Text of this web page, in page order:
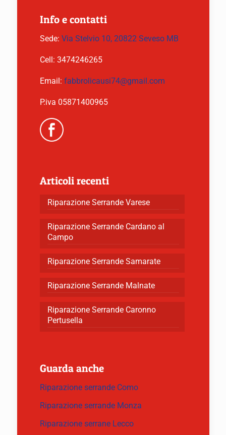
Info e contatti
Sede: Via Stelvio 10, 20822 Seveso MB
Cell: 3474246265
Email: fabbrolicausi74@gmail.com
P.iva 05871400965
Articoli recenti
Riparazione Serrande Varese
Riparazione Serrande Cardano al
Campo
Riparazione Serrande Samarate
Riparazione Serrande Malnate
Riparazione Serrande Caronno
Pertusella
Guarda anche
Riparazione serrande Como
Riparazione serrande Monza
Riparazione serrane Lecco